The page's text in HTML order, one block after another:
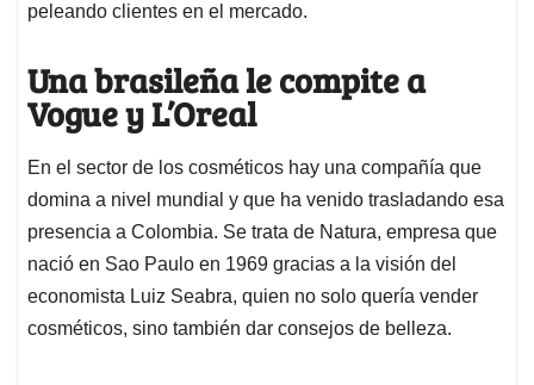
peleando clientes en el mercado.
Una brasileña le compite a
Vogue y L’Oreal
En el sector de los cosméticos hay una compañía que
domina a nivel mundial y que ha venido trasladando esa
presencia a Colombia. Se trata de Natura, empresa que
nació en Sao Paulo en 1969 gracias a la visión del
economista Luiz Seabra, quien no solo quería vender
cosméticos, sino también dar consejos de belleza.